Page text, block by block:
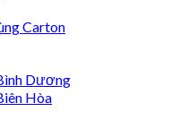
Carton
Dương
Hòa